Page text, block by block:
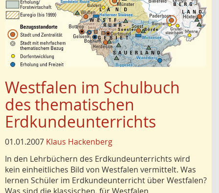
Westfalen im Schulbuch
des thematischen
Erdkundeunterrichts
01.01.2007 Klaus Hackenberg
In den Lehrbüchern des Erdkundeunterrichts wird
kein einheitliches Bild von Westfalen vermittelt. Was
lernen Schüler im Erdkundeunterricht über Westfalen?